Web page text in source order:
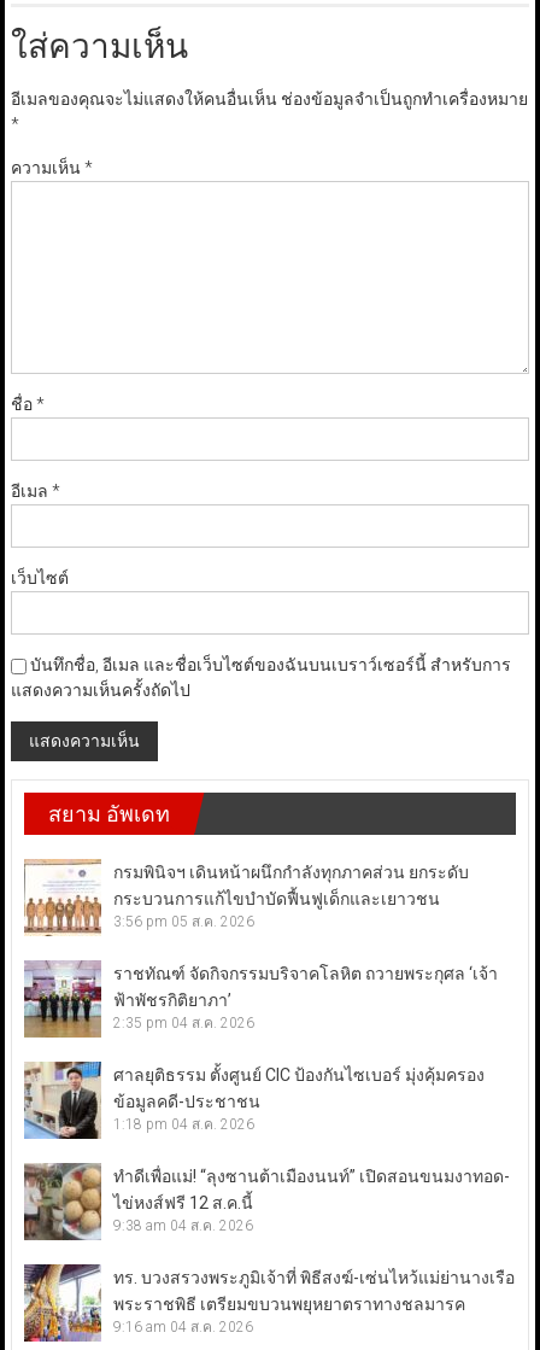
ใส่ความเห็น
อีเมลของคุณจะไม่แสดงให้คนอื่นเห็น ช่องข้อมูลจำเป็นถูกทำเครื่องหมาย
*
ความเห็น*
ชื่อ*
อีเมล *
เว็บไซต์
บันทึกชื่อ, อีเมล และชื่อเว็บไซต์ของฉันบนเบราว์เซอร์นี้ สำหรับการ
แสดงความเห็นครั้งถัดไป
สยาม อัพเดท
กรมพินิจฯ เดินหน้าผนึกกำลังทุกภาคส่วน ยกระดับ
กระบวนการแก้ไขบำบัดฟื้นฟูเด็กและเยาวชน
3:56 pm 05 ส.ค. 2026
ราชทัณฑ์ จัดกิจกรรมบริจาคโลหิต ถวายพระกุศล ‘เจ้า
ฟ้าพัชรกิติยาภา’
2:35 pm 04 ส.ค. 2026
ศาลยุติธรรม ตั้งศูนย์ CIC ป้องกันไซเบอร์ มุ่งคุ้มครอง
ข้อมูลคดี-ประชาชน
1:18 pm 04 ส.ค. 2026
ทำดีเพื่อแม่! “ลุงซานต้าเมืองนนท์” เปิดสอนขนมงาทอด-
ไข่หงส์ฟรี 12 ส.ค.นี้
9:38 am 04 ส.ค. 2026
ทร. บวงสรวงพระภูมิเจ้าที่ พิธีสงฆ์-เซ่นไหว้แม่ย่านางเรือ
พระราชพิธี เตรียมขบวนพยุหยาตราทางชลมารค
9:16 am 04 ส.ค. 2026